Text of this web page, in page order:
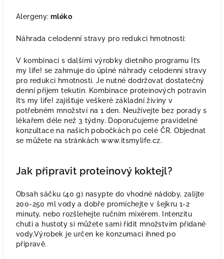
Alergeny: mléko
Náhrada celodenní stravy pro redukci hmotnosti:
V kombinaci s dalšími výrobky dietního programu It’s
my life! se zahrnuje do úplné náhrady celodenní stravy
pro redukci hmotnosti. Je nutné dodržovat dostatečný
denní příjem tekutin. Kombinace proteinových potravin
It’s my life! zajišťuje veškeré základní živiny v
potřebném množství na 1 den. Neužívejte bez porady s
lékařem déle než 3 týdny. Doporučujeme pravidelné
konzultace na našich pobočkách po celé ČR. Objednat
se můžete na stránkách www.itsmylife.cz.
Jak připravit proteinový koktejl?
Obsah sáčku (40 g) nasypte do vhodné nádoby, zalijte
200-250 ml vody a dobře promíchejte v šejkru 1-2
minuty, nebo rozšlehejte ručním mixérem. Intenzitu
chuti a hustoty si můžete sami řídit množstvím přidané
vody.Výrobek je určen ke konzumaci ihned po
přípravě.